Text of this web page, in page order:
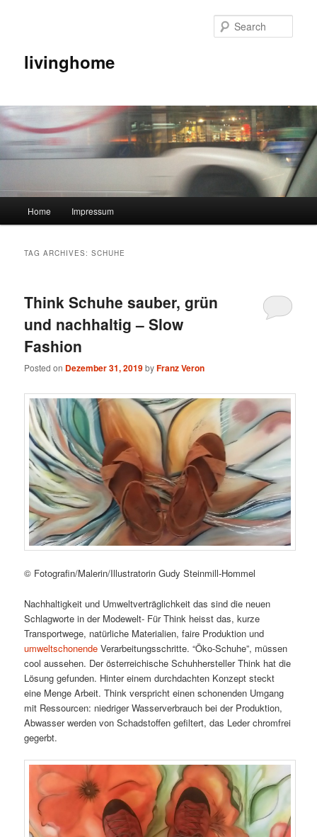
livinghome
Skip to primary content
Skip to secondary content
Home Impressum
TAG ARCHIVES:SCHUHE
Think Schuhe sauber, grün
und nachhaltig – Slow
Fashion
Posted on Dezember 31, 2019byFranz Veron
© Fotografin/Malerin/Illustratorin Gudy Steinmill-Hommel
Nachhaltigkeit und Umweltverträglichkeit das sind die neuen
Schlagworte in der Modewelt- Für Think heisst das, kurze
Transportwege, natürliche Materialien, faire Produktion und
umweltschonendeVerarbeitungsschritte. “Öko-Schuhe”, müssen
cool aussehen. Der österreichische Schuhhersteller Think hat die
Lösung gefunden. Hinter einem durchdachten Konzept steckt
eine Menge Arbeit. Think verspricht einen schonenden Umgang
mit Ressourcen: niedriger Wasserverbrauch bei der Produktion,
Abwasser werden von Schadstoffen gefiltert, das Leder chromfrei
gegerbt.